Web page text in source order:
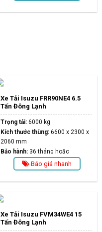
Xe Tải Isuzu FRR90NE4 6.5
Tấn Đông Lạnh
Trọng tải:6000 kg
Kích thước thùng:6600 x 2300 x
2060 mm
Bảo hành: 36 tháng hoặc
100.000kmBáo giá nhanh
Xe Tải Isuzu FVM34WE4 15
Tấn Đông Lạnh